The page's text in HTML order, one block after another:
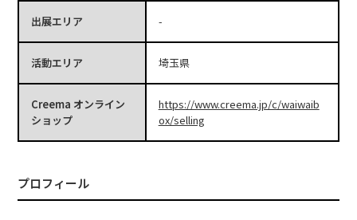
出展エリア -
活動エリア 埼玉県
Creema オンライン
ショップ
https://www.creema.jp/c/waiwaib
ox/selling
プロフィール